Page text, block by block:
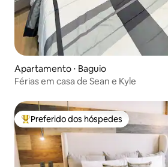
Apartamento ⋅ Baguio
Férias em casa de Sean e Kyle
Entre os melhores preferidos dos
Preferido dos hóspedes